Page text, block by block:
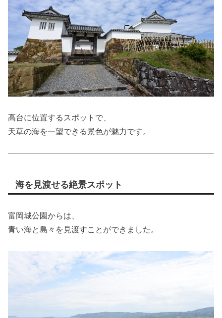
高台に位置するスポットで、
天草の海を一望できる景色が魅力です。
海を見渡せる絶景スポット
富岡城公園からは、
青い海と島々を見渡すことができました。